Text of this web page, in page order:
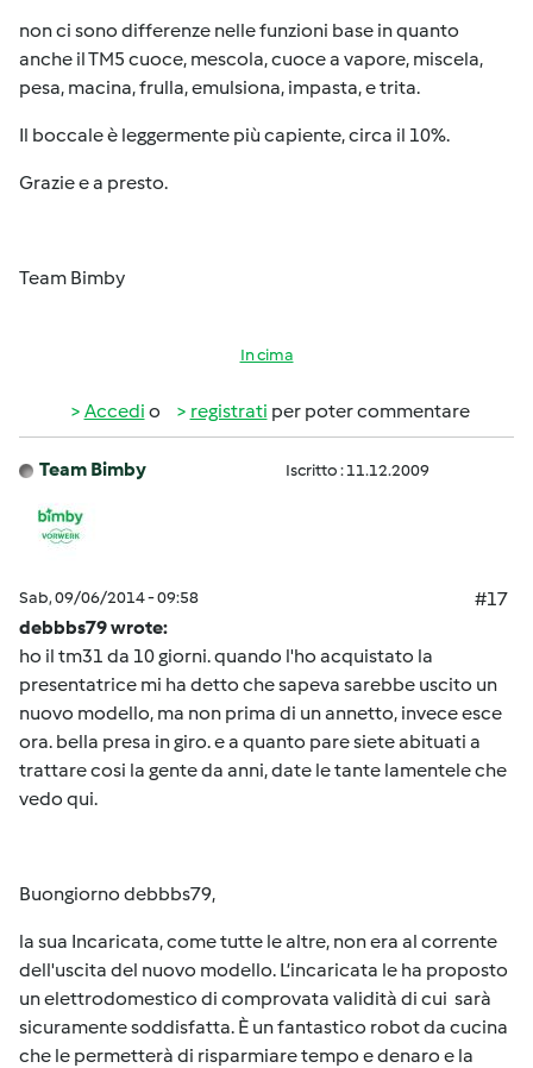
non ci sono differenze nelle funzioni base in quanto
anche il TM5 cuoce, mescola, cuoce a vapore, miscela,
pesa, macina, frulla, emulsiona, impasta, e trita.
Il boccale è leggermente più capiente, circa il 10%.
Grazie e a presto.
Team Bimby
In cima
Accedi o registrati per poter commentare
Team Bimby Iscritto : 11.12.2009
Sab, 09/06/2014 - 09:58
#17
debbbs79 wrote:
ho il tm31 da 10 giorni. quando l'ho acquistato la
presentatrice mi ha detto che sapeva sarebbe uscito un
nuovo modello, ma non prima di un annetto, invece esce
ora. bella presa in giro. e a quanto pare siete abituati a
trattare cosi la gente da anni, date le tante lamentele che
vedo qui.
Buongiorno debbbs79,
la sua Incaricata, come tutte le altre, non era al corrente
dell'uscita del nuovo modello. L’incaricata le ha proposto
un elettrodomestico di comprovata validità di cui sarà
sicuramente soddisfatta. È un fantastico robot da cucina
che le permetterà di risparmiare tempo e denaro e la